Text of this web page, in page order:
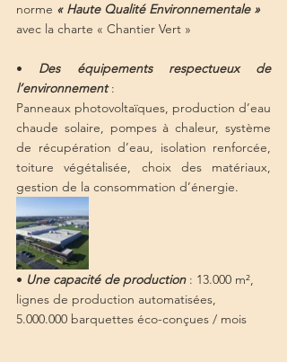
norme « Haute Qualité Environnementale »
avec la charte « Chantier Vert »
• Des équipements respectueux de
l’environnement :
Panneaux photovoltaïques, production d’eau
chaude solaire, pompes à chaleur, système
de récupération d’eau, isolation renforcée,
toiture végétalisée, choix des matériaux,
gestion de la consommation d’énergie.
• Une capacité de production : 13.000 m²,
lignes de production automatisées,
5.000.000 barquettes éco-conçues / mois